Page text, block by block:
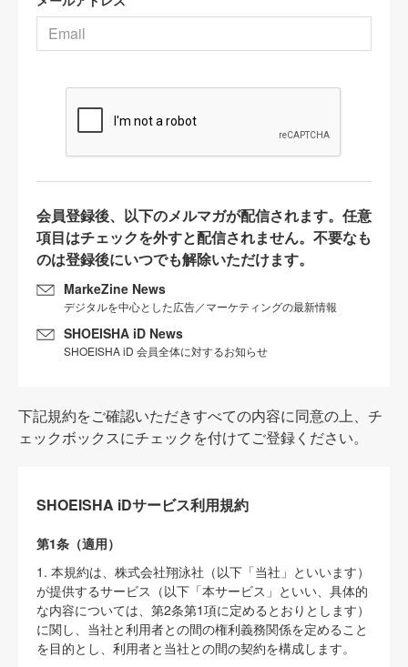
会員登録後、以下のメルマガが配信されます。任意
項目はチェックを外すと配信されません。不要なも
のは登録後にいつでも解除いただけます。
MarkeZine News
デジタルを中心とした広告／マーケティングの最新情報
SHOEISHA iD News
SHOEISHA iD 会員全体に対するお知らせ
下記規約をご確認いただきすべての内容に同意の上、チ
ェックボックスにチェックを付けてご登録ください。
SHOEISHA iDサービス利用規約
第1条（適用）
1. 本規約は、株式会社翔泳社（以下「当社」といいます）
が提供するサービス（以下「本サービス」といい、具体的
な内容については、第2条第1項に定めるとおりとします）
に関し、当社と利用者との間の権利義務関係を定めること
を目的とし、利用者と当社との間の契約を構成します。